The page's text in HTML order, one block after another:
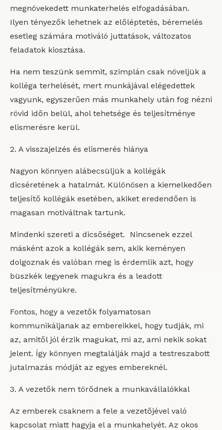
megnövekedett munkaterhelés elfogadásában.
Ilyen tényezők lehetnek az előléptetés, béremelés
esetleg számára motiváló juttatások, változatos
feladatok kiosztása.
Ha nem teszünk semmit, szimplán csak növeljük a
kolléga terhelését, mert munkájával elégedettek
vagyunk, egyszerűen más munkahely után fog nézni
rövid időn belül, ahol tehetsége és teljesítménye
elismerésre kerül.
2. A visszajelzés és elismerés hiánya
Nagyon könnyen alábecsüljük a kollégák
dicséretének a hatalmát. Különösen a kiemelkedően
teljesítő kollégák esetében, akiket eredendően is
magasan motiváltnak tartunk.
Mindenki szereti a dicsőséget. Nincsenek ezzel
másként azok a kollégák sem, akik keményen
dolgoznak és valóban meg is érdemlik azt, hogy
büszkék legyenek magukra és a leadott
teljesítményükre.
Fontos, hogy a vezetők folyamatosan
kommunikáljanak az embereikkel, hogy tudják, mi
az, amitől jól érzik magukat, mi az, ami nekik sokat
jelent. Így könnyen megtalálják majd a testreszabott
jutalmazás módját az egyes embereknél.
3. A vezetők nem törődnek a munkavállalókkal
Az emberek csaknem a fele a vezetőjével való
kapcsolat miatt hagyja el a munkahelyét. Az okos